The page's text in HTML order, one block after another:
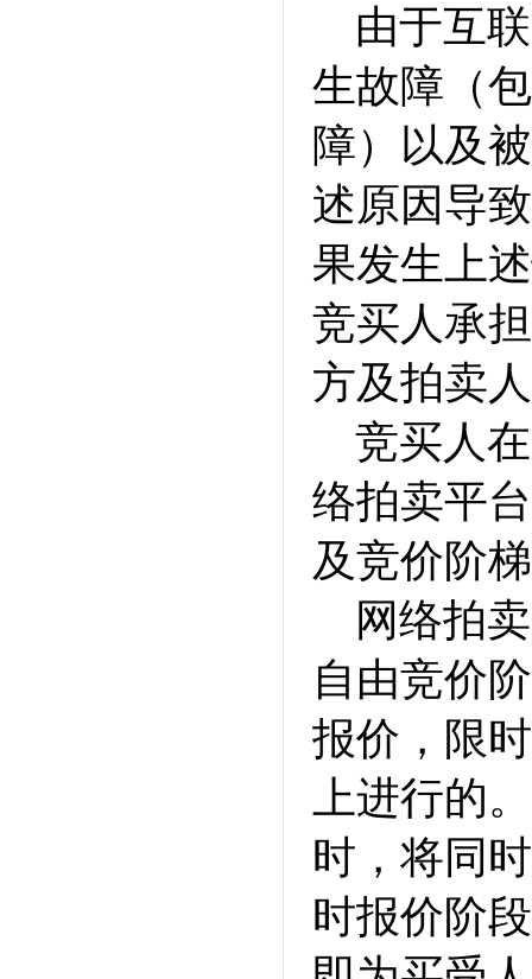
由于互
生故障（
障）以及
述原因导
果发生上
竞买人承
方及拍卖
竞买人
络拍卖平
及竞价阶
网络拍
自由竞价
报价，限
上进行的
时，将同
时报价阶